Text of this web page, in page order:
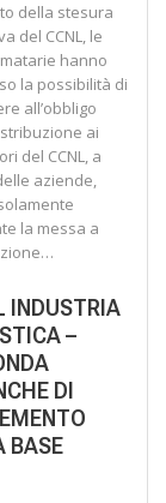
della stesura
del CCNL, le
hanno
la possibilità di
all’obbligo
ai
del CCNL, a
aziende,
la messa a
INDUSTRIA
–
DI
BASE